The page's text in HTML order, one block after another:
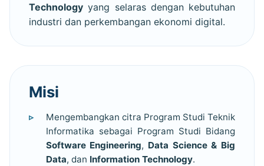
Technology yang selaras dengan kebutuhan
industri dan perkembangan ekonomi digital.
Misi
Mengembangkan citra Program Studi Teknik
Informatika sebagai Program Studi Bidang
Software Engineering, Data Science & Big
Data, dan Information Technology.